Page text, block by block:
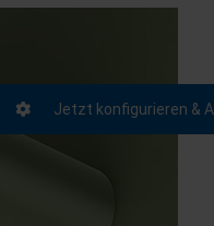
Jetzt konfigurieren &